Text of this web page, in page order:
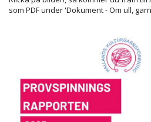
som PDF under 'Dokument - Om ull,